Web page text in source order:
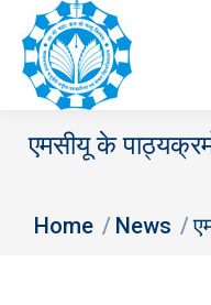
एमसीयू के
You are here:
Home News